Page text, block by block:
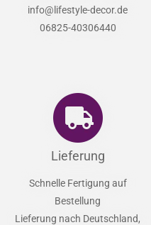
info@lifestyle-decor.de
06825-40306440
Lieferung
Schnelle Fertigung auf
Bestellung
Lieferung nach Deutschland,